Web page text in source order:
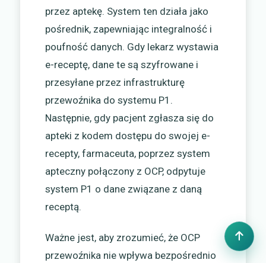
przez aptekę. System ten działa jako
pośrednik, zapewniając integralność i
poufność danych. Gdy lekarz wystawia
e-receptę, dane te są szyfrowane i
przesyłane przez infrastrukturę
przewoźnika do systemu P1.
Następnie, gdy pacjent zgłasza się do
apteki z kodem dostępu do swojej e-
recepty, farmaceuta, poprzez system
apteczny połączony z OCP, odpytuje
system P1 o dane związane z daną
receptą.
Ważne jest, aby zrozumieć, że OCP
przewoźnika nie wpływa bezpośrednio